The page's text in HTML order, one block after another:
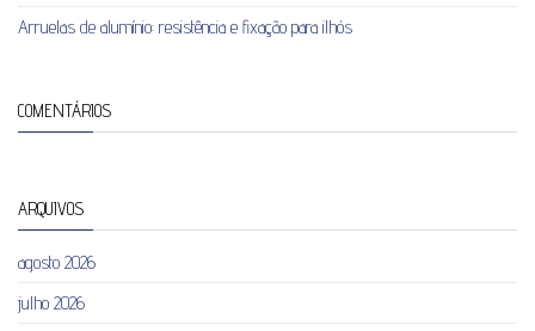
Arruelas de alumínio: resistência e fixação para ilhós
COMENTÁRIOS
ARQUIVOS
agosto 2026
julho 2026